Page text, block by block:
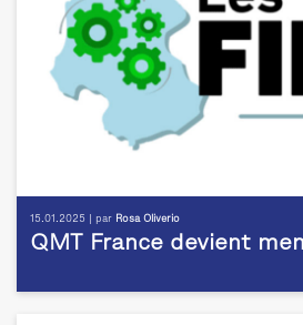
15.01.2025 | par Rosa Oliverio
QMT France devient